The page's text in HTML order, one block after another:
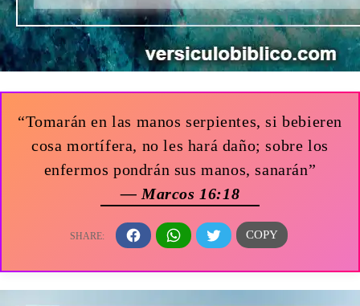
“Tomarán en las manos serpientes, si bebieren
cosa mortífera, no les hará daño; sobre los
enfermos pondrán sus manos, sanarán”
— Marcos 16:18